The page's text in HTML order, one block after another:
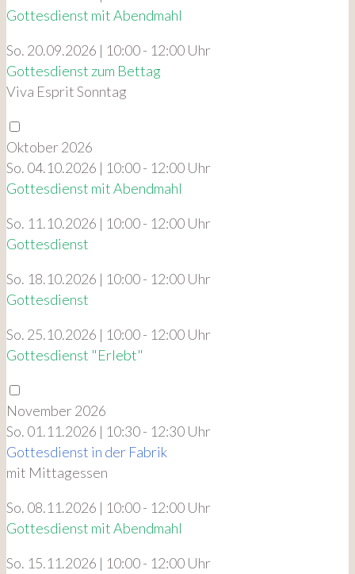
Gottesdienst mit Abendmahl
So. 20.09.2026 | 10:00 - 12:00 Uhr
Gottesdienst zum Bettag
Viva Esprit Sonntag
Oktober 2026
So. 04.10.2026 | 10:00 - 12:00 Uhr
Gottesdienst mit Abendmahl
So. 11.10.2026 | 10:00 - 12:00 Uhr
Gottesdienst
So. 18.10.2026 | 10:00 - 12:00 Uhr
Gottesdienst
So. 25.10.2026 | 10:00 - 12:00 Uhr
Gottesdienst "Erlebt"
November 2026
So. 01.11.2026 | 10:30 - 12:30 Uhr
Gottesdienst in der Fabrik
mit Mittagessen
So. 08.11.2026 | 10:00 - 12:00 Uhr
Gottesdienst mit Abendmahl
So. 15.11.2026 | 10:00 - 12:00 Uhr